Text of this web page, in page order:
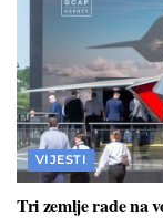
VIJESTI
Tri zemlje rade na